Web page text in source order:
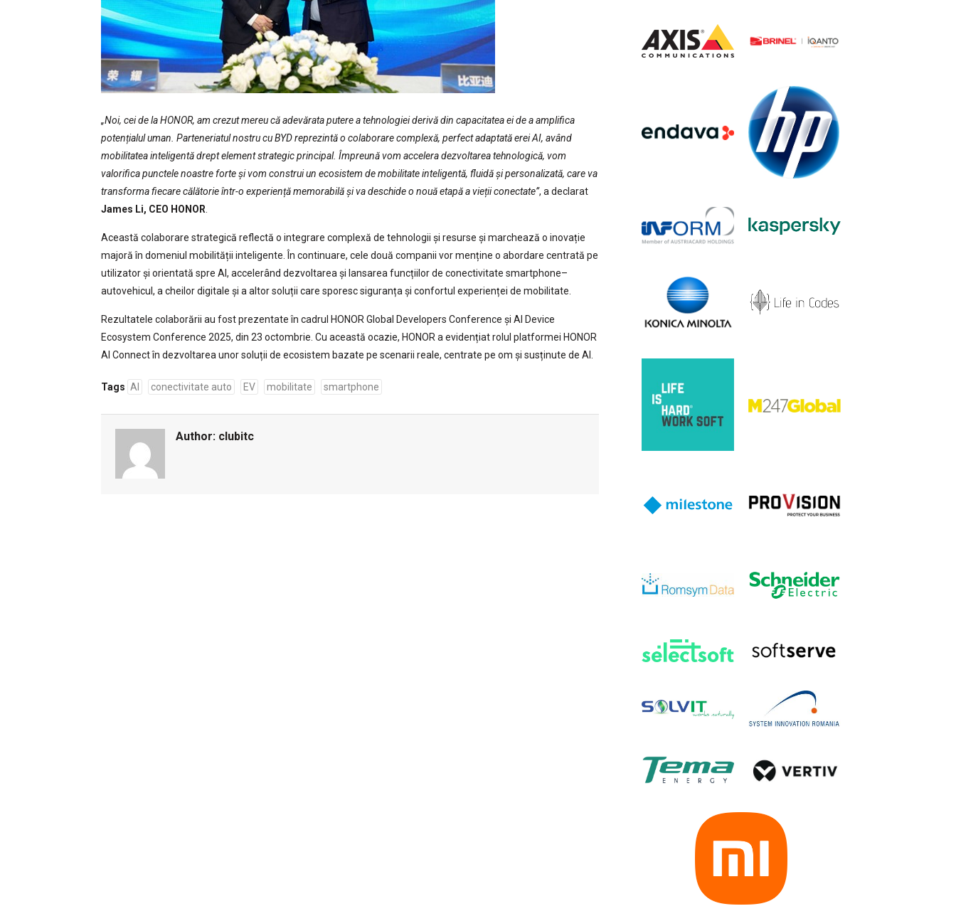
„Noi, cei de la HONOR, am crezut mereu că adevărata putere a tehnologiei derivă din capacitatea ei de a amplifica
potențialul uman. Parteneriatul nostru cu BYD reprezintă o colaborare complexă, perfect adaptată erei AI, având
mobilitatea inteligentă drept element strategic principal. Împreună vom accelera dezvoltarea tehnologică, vom
valorifica punctele noastre forte și vom construi un ecosistem de mobilitate inteligentă, fluidă și personalizată, care va
transforma fiecare călătorie într-o experiență memorabilă și va deschide o nouă etapă a vieții conectate”, a declarat
James Li, CEO HONOR.
Această colaborare strategică reflectă o integrare complexă de tehnologii și resurse și marchează o inovație
majoră în domeniul mobilității inteligente. În continuare, cele două companii vor menține o abordare centrată pe
utilizator și orientată spre AI, accelerând dezvoltarea și lansarea funcțiilor de conectivitate smartphone–
autovehicul, a cheilor digitale și a altor soluții care sporesc siguranța și confortul experienței de mobilitate.
Rezultatele colaborării au fost prezentate în cadrul HONOR Global Developers Conference și AI Device
Ecosystem Conference 2025, din 23 octombrie. Cu această ocazie, HONOR a evidențiat rolul platformei HONOR
AI Connect în dezvoltarea unor soluții de ecosistem bazate pe scenarii reale, centrate pe om și susținute de AI.
Tags AI conectivitate auto EV mobilitate smartphone
Author: clubitc